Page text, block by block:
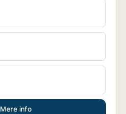
Mere info